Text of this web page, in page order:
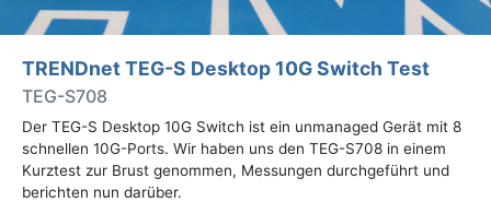
TRENDnet TEG-S Desktop 10G Switch Test
TEG-S708
Der TEG-S Desktop 10G Switch ist ein unmanaged Gerät mit 8
schnellen 10G-Ports. Wir haben uns den TEG-S708 in einem
Kurztest zur Brust genommen, Messungen durchgeführt und
berichten nun darüber.